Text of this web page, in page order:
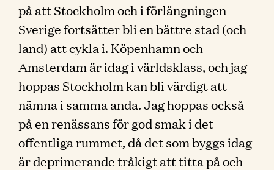
på att Stockholm och i förlängningen
Sverige fortsätter bli en bättre stad (och
land) att cykla i. Köpenhamn och
Amsterdam är idag i världsklass, och jag
hoppas Stockholm kan bli värdigt att
nämna i samma anda. Jag hoppas också
på en renässans för god smak i det
offentliga rummet, då det som byggs idag
är deprimerande tråkigt att titta på och